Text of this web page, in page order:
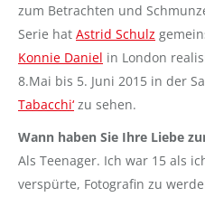
zum Betrachten und
Serie hat Astrid Schulz
Konnie Daniel in London
8.Mai bis 5. Juni 2015 in der
Tabacchi‘ zu sehen.
Wann haben Sie Ihre Liebe
Als Teenager. Ich war 15 als
verspürte, Fotografin zu